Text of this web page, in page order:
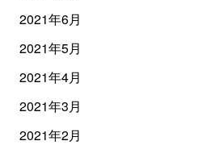
2021年6月
2021年5月
2021年4月
2021年3月
2021年2月